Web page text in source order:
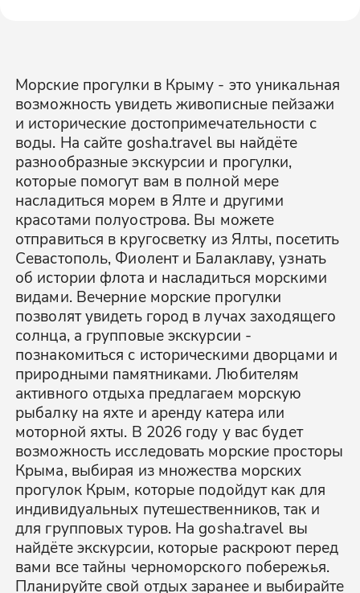
Морские прогулки в Крыму - это уникальная
возможность увидеть живописные пейзажи
и исторические достопримечательности с
воды. На сайте gosha.travel вы найдёте
разнообразные экскурсии и прогулки,
которые помогут вам в полной мере
насладиться морем в Ялте и другими
красотами полуострова. Вы можете
отправиться в кругосветку из Ялты, посетить
Севастополь, Фиолент и Балаклаву, узнать
об истории флота и насладиться морскими
видами. Вечерние морские прогулки
позволят увидеть город в лучах заходящего
солнца, а групповые экскурсии -
познакомиться с историческими дворцами и
природными памятниками. Любителям
активного отдыха предлагаем морскую
рыбалку на яхте и аренду катера или
моторной яхты. В 2026 году у вас будет
возможность исследовать морские просторы
Крыма, выбирая из множества морских
прогулок Крым, которые подойдут как для
индивидуальных путешественников, так и
для групповых туров. На gosha.travel вы
найдёте экскурсии, которые раскроют перед
вами все тайны черноморского побережья.
Планируйте свой отдых заранее и выбирайте